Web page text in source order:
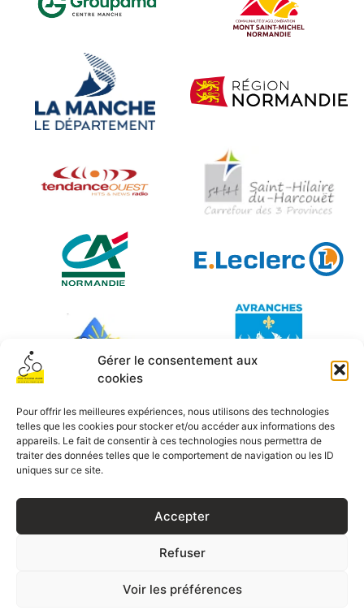
Gérer le consentement aux
cookies
Pour offrir les meilleures expériences, nous utilisons des technologies
telles que les cookies pour stocker et/ou accéder aux informations des
appareils. Le fait de consentir à ces technologies nous permettra de
traiter des données telles que le comportement de navigation ou les ID
uniques sur ce site.
Accepter
Refuser
Voir les préférences
Mentions légales© 2026